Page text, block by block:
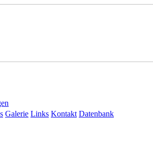
Galerie Links Kontakt Datenbank